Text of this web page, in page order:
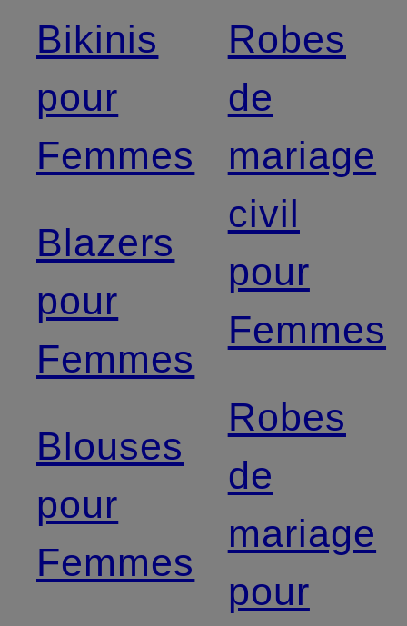
Bikinis
pour
Femmes
Blazers
pour
Femmes
Blouses
pour
Femmes
Robes
de
mariage
civil
pour
Femmes
Robes
de
mariage
pour